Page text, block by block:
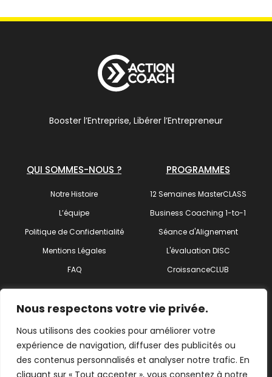
Nous respectons votre vie privée.
Nous utilisons des cookies pour améliorer votre
expérience de navigation, diffuser des publicités ou
des contenus personnalisés et analyser notre trafic. En
cliquant sur « Tout accepter », vous consentez à notre
Booster l’Entreprise, Libérer l’Entrepreneur
QUI SOMMES-NOUS ?
Notre Histoire
L’équipe
Politique de Confidentialité
Mentions Légales
FAQ
PROGRAMMES
12 Semaines MasterCLASS
Business Coaching 1-to-1
Séance d'Alignement
L'évaluation DISC
CroissanceCLUB
Trouvez votre coach